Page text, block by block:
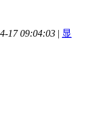
17 09:04:03 | 显